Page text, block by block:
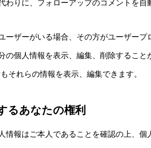
わりに、フォローアップのコメントを自
ーザーがいる場合、その方がユーザー
の個人情報を表示、編集、削除するこ
それらの情報を表示、編集できます。
るあなたの権利
情報はご本人であることを確認の上、